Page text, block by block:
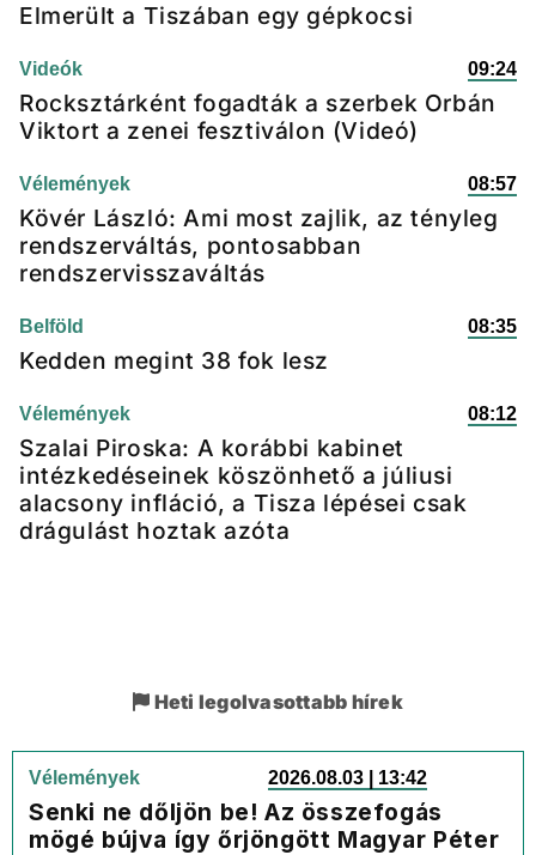
Elmerült a Tiszában egy gépkocsi
Videók 09:24
Rocksztárként fogadták a szerbek Orbán
Viktort a zenei fesztiválon (Videó)
Vélemények 08:57
Kövér László: Ami most zajlik, az tényleg
rendszerváltás, pontosabban
rendszervisszaváltás
Belföld 08:35
Kedden megint 38 fok lesz
Vélemények 08:12
Szalai Piroska: A korábbi kabinet
intézkedéseinek köszönhető a júliusi
alacsony infláció, a Tisza lépései csak
drágulást hoztak azóta
Heti legolvasottabb hírek
Vélemények 2026.08.03 | 13:42
Senki ne dőljön be! Az összefogás
mögé bújva így őrjöngött Magyar Péter